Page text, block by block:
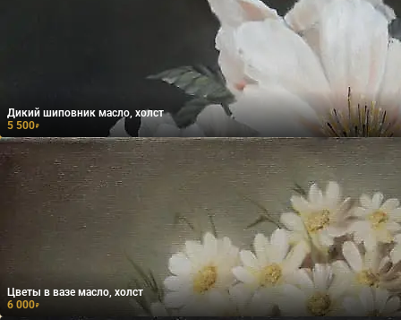
Дикий шиповник масло, холст
5 500₽
Цветы в вазе масло, холст
6 000₽